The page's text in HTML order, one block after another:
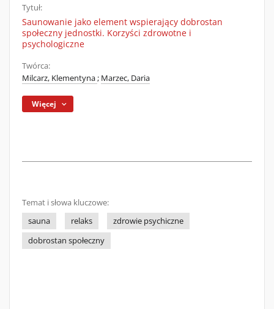
Tytuł:
Saunowanie jako element wspierający dobrostan
społeczny jednostki. Korzyści zdrowotne i
psychologiczne
Twórca:
Milcarz, Klementyna; Marzec, Daria
Więcej
Temat i słowa kluczowe:
sauna
relaks
zdrowie psychiczne
dobrostan społeczny